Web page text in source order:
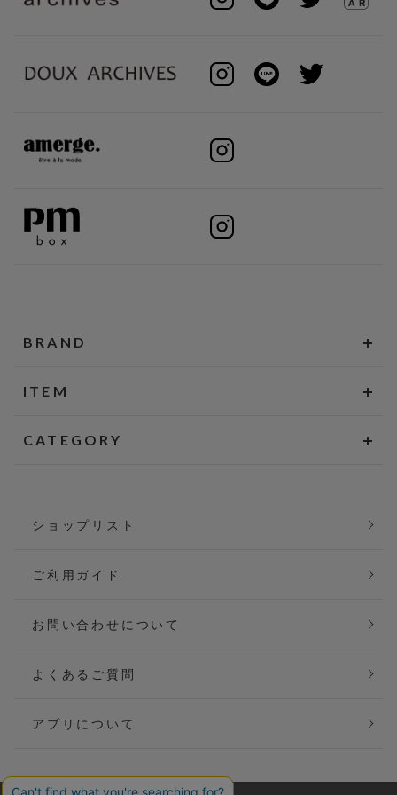
BRAND
ITEM
CATEGORY
ショップリスト
ご利用ガイド
お問い合わせについて
よくあるご質問
アプリについて